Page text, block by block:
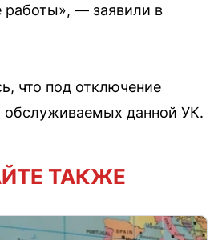
работы», — заявили в
что под отключение
обслуживаемых данной УК.
ТАКЖЕ